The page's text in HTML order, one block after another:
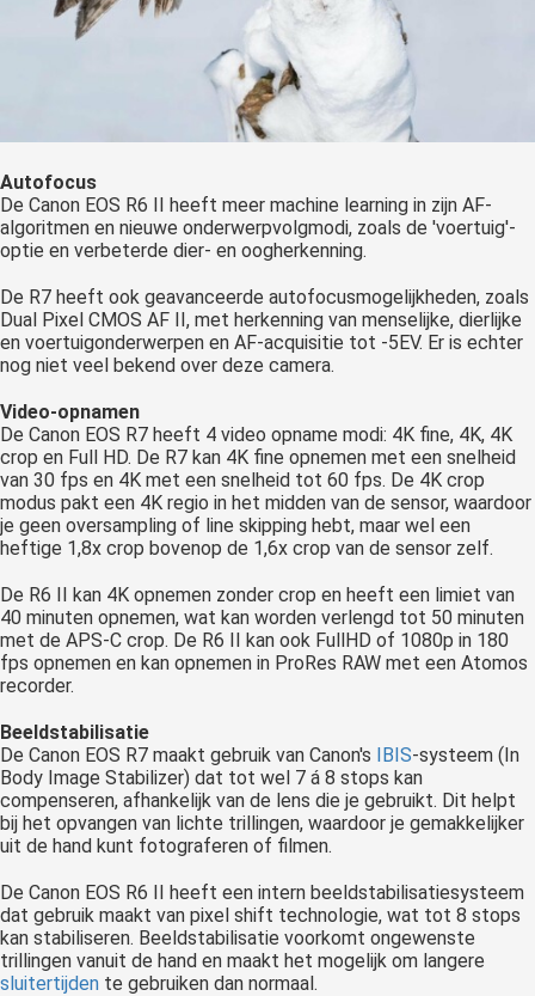
Autofocus
De Canon EOS R6 II heeft meer machine learning in zijn AF-
algoritmen en nieuwe onderwerpvolgmodi, zoals de 'voertuig'-
optie en verbeterde dier- en oogherkenning.
De R7 heeft ook geavanceerde autofocusmogelijkheden, zoals
Dual Pixel CMOS AF II, met herkenning van menselijke, dierlijke
en voertuigonderwerpen en AF-acquisitie tot -5EV. Er is echter
nog niet veel bekend over deze camera.
Video-opnamen
De Canon EOS R7 heeft 4 video opname modi: 4K fine, 4K, 4K
crop en Full HD. De R7 kan 4K fine opnemen met een snelheid
van 30 fps en 4K met een snelheid tot 60 fps. De 4K crop
modus pakt een 4K regio in het midden van de sensor, waardoor
je geen oversampling of line skipping hebt, maar wel een
heftige 1,8x crop bovenop de 1,6x crop van de sensor zelf.
De R6 II kan 4K opnemen zonder crop en heeft een limiet van
40 minuten opnemen, wat kan worden verlengd tot 50 minuten
met de APS-C crop. De R6 II kan ook FullHD of 1080p in 180
fps opnemen en kan opnemen in ProRes RAW met een Atomos
recorder.
Beeldstabilisatie
De Canon EOS R7 maakt gebruik van Canon's IBIS-systeem (In
Body Image Stabilizer) dat tot wel 7 á 8 stops kan
compenseren, afhankelijk van de lens die je gebruikt. Dit helpt
bij het opvangen van lichte trillingen, waardoor je gemakkelijker
uit de hand kunt fotograferen of filmen.
De Canon EOS R6 II heeft een intern beeldstabilisatiesysteem
dat gebruik maakt van pixel shift technologie, wat tot 8 stops
kan stabiliseren. Beeldstabilisatie voorkomt ongewenste
trillingen vanuit de hand en maakt het mogelijk om langere
sluitertijden te gebruiken dan normaal.